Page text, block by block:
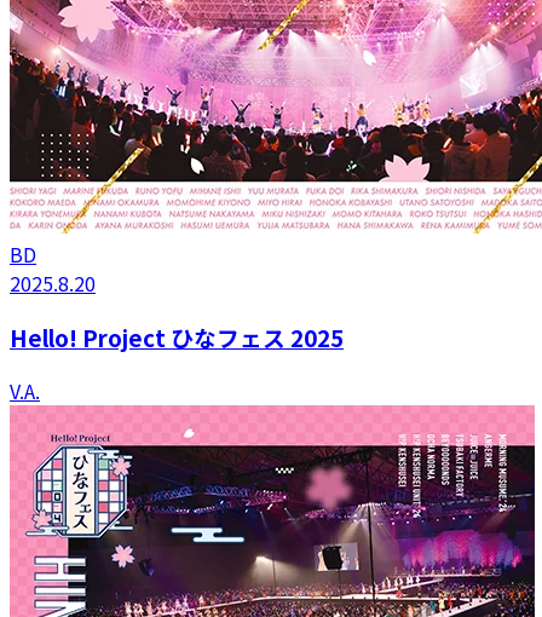
BD
2025.8.20
Hello! Project ひなフェス 2025
V.A.